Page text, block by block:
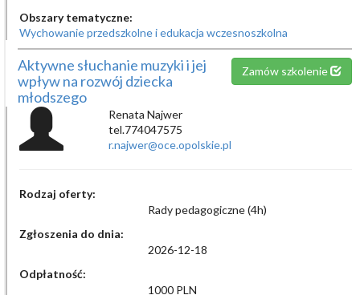
Obszary tematyczne:
Wychowanie przedszkolne i edukacja wczesnoszkolna
Aktywne słuchanie muzyki i jej
wpływ na rozwój dziecka
młodszego
Zamów szkolenie
Renata Najwer
tel.774047575
r.najwer@oce.opolskie.pl
Rodzaj oferty:
Rady pedagogiczne (4h)
Zgłoszenia do dnia:
2026-12-18
Odpłatność:
1000 PLN